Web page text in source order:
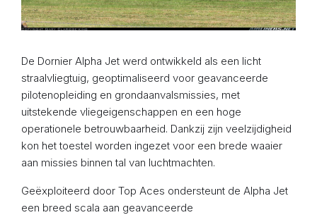
De Dornier Alpha Jet werd ontwikkeld als een licht
straalvliegtuig, geoptimaliseerd voor geavanceerde
pilotenopleiding en grondaanvalsmissies, met
uitstekende vliegeigenschappen en een hoge
operationele betrouwbaarheid. Dankzij zijn veelzijdigheid
kon het toestel worden ingezet voor een brede waaier
aan missies binnen tal van luchtmachten.
Geëxploiteerd door Top Aces ondersteunt de Alpha Jet
een breed scala aan geavanceerde